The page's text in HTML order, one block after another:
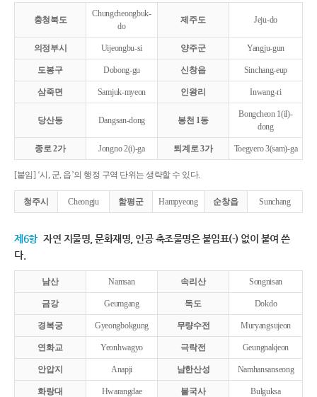
충청북도
Chungcheongbuk-
do
제주도 Jeju-do
의정부시 Uijeongbu-si 양주군 Yangju-gun
도봉구 Dobong-gu 신창읍 Sinchang-eup
삼죽면 Samjuk-myeon 인왕리 Inwang-ri
당산동 Dangsan-dong 봉천 1동
Bongcheon 1(il)-
dong
종로 2가 Jongno 2(i)-ga 퇴계로 3가 Toegyero 3(sam)-ga
[붙임] ‘시, 군, 읍’의 행정 구역 단위는 생략할 수 있다.
청주시 Cheongju 함평군 Hampyeong 순창읍 Sunchang
제6항 자연 지물명, 문화재명, 인공 축조물명은 붙임표(-) 없이 붙여 쓴
다.
남산 Namsan 속리산 Songnisan
금강 Geumgang 독도 Dokdo
경복궁 Gyeongbokgung 무량수전 Muryangsujeon
연화교 Yeonhwagyo 극락전 Geungnakjeon
안압지 Anapji 남한산성 Namhansanseong
화랑대 Hwarangdae 불국사 Bulguksa